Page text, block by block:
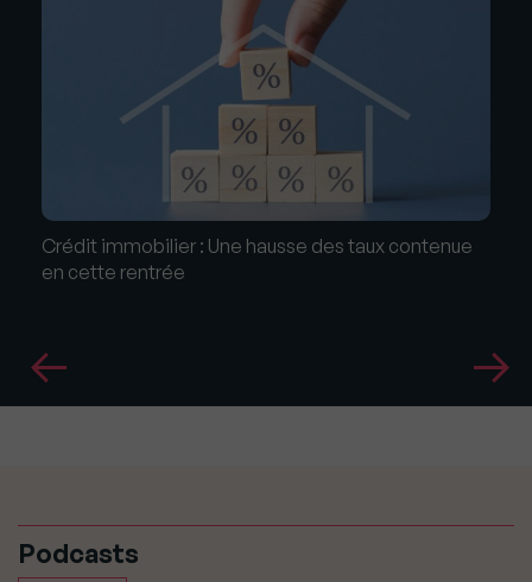
Crédit immobilier : Une hausse des taux contenue
en cette rentrée
Podcasts